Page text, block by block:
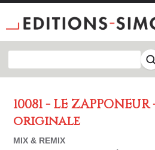
10081 - LE
originale
MIX & REMIX